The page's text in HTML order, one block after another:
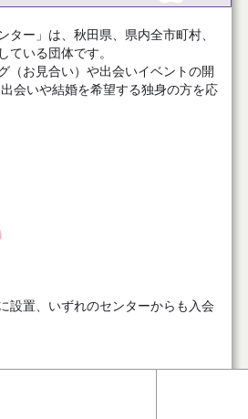
ー」は、秋田県、県内全市町村、
ている団体です。
（お見合い）や出会いイベントの開
会いや結婚を希望する独身の方を応
設置、いずれのセンターからも入会